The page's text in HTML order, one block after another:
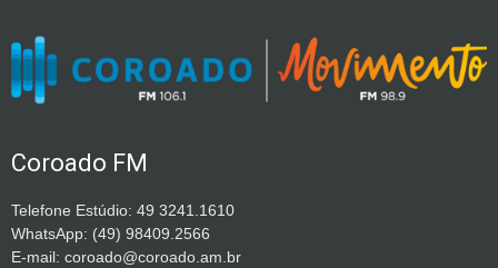
Coroado FM
Telefone Estúdio: 49 3241.1610
WhatsApp: (49) 98409.2566
E-mail: coroado@coroado.am.br